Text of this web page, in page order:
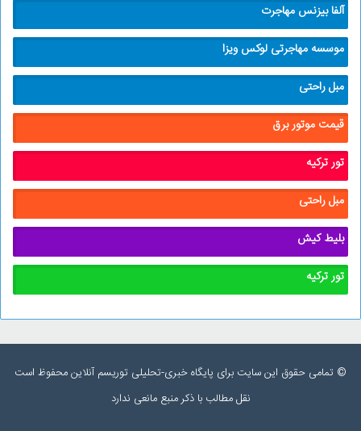
آلفا بیزنس مهاجرت
موسسه مهاجرتی لوکس ویزا
مبل راحتی
قیمت موتور برق
تور ترکیه
مبل راحتی
بلیط کیش
تور ترکیه
© تمامی حقوق این سایت برای پایگاه خبری-تحلیلی توریسم آنلاین محفوظ است
نقل مطالب با ذکر منبع مانعی ندارد